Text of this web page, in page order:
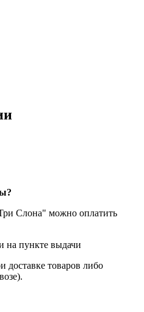
Слона" можно оплатить
на пункте выдачи
доставке товаров либо